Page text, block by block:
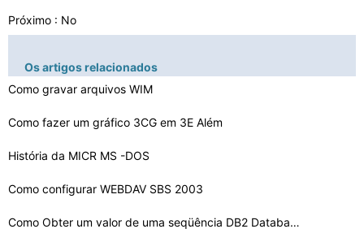
Próximo : No
Os artigos relacionados
Como gravar arquivos WIM
Como fazer um gráfico 3CG em 3E Além
História da MICR MS -DOS
Como configurar WEBDAV SBS 2003
Como Obter um valor de uma seqüência DB2 Database